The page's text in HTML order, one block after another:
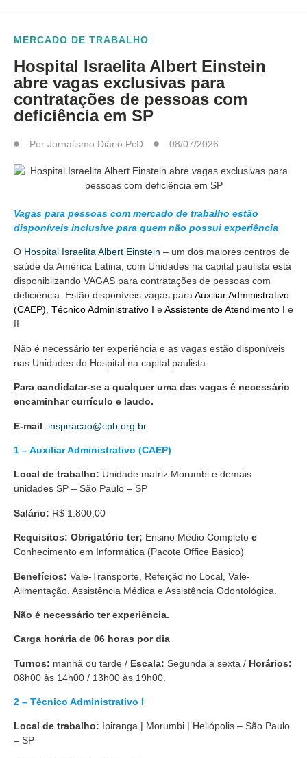
MERCADO DE TRABALHO
Hospital Israelita Albert Einstein
abre vagas exclusivas para
contratações de pessoas com
deficiência em SP
Por Jornalismo Diário PcD 08/07/2026
Vagas para pessoas com mercado de trabalho estão
disponíveis inclusive para quem não possui experiência
O Hospital Israelita Albert Einstein – um dos maiores centros de
saúde da América Latina, com Unidades na capital paulista está
disponibilzando VAGAS para contratações de pessoas com
deficiência. Estão disponíveis vagas paraAuxiliar Administrativo
(CAEP), Técnico Administrativo I eAssistente de Atendimento I e
II.
Não é necessário ter experiência e as vagas estão disponíveis
nas Unidades do Hospital na capital paulista.
Para candidatar-se a qualquer uma das vagas é necessário
encaminhar currículo e laudo.
E-mail: inspiracao@cpb.org.br
1 – Auxiliar Administrativo (CAEP)
Local de trabalho: Unidade matriz Morumbi e demais
unidades SP – São Paulo – SP
Salário: R$ 1.800,00
Requisitos: Obrigatório ter; Ensino Médio Completo e
Conhecimento em Informática (Pacote Office Básico)
Benefícios: Vale-Transporte, Refeição no Local, Vale-
Alimentação, Assistência Médica e Assistência Odontológica.
Não é necessário ter experiência.
Carga horária de 06 horas por dia
Turnos: manhã ou tarde / Escala: Segunda a sexta / Horários:
08h00 às 14h00 / 13h00 às 19h00.
2 – Técnico Administrativo I
Local de trabalho: Ipiranga | Morumbi | Heliópolis – São Paulo
– SP